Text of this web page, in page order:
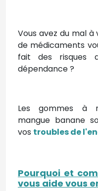
Vous avez du mal à
de médicaments
fait des risques
dépendance ?
Les gommes à
mangue banane
vos troubles de
Pourquoi et
vous aide vous